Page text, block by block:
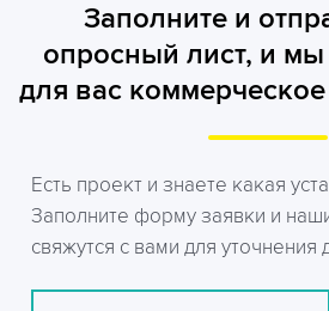
Заполните и
опросный лист, и
для вас
Есть проект и знаете какая
Заполните форму заявки и
свяжутся с вами для уточнения